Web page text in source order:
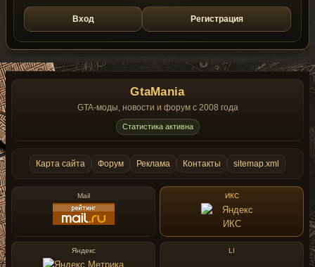
Вход Регистрация
GtaMania
GTA-моды, новости и форум с 2008 года
Статистика активна
Карта сайта Форум Реклама Контакты sitemap.xml
Mail ИКС
Яндекс LI